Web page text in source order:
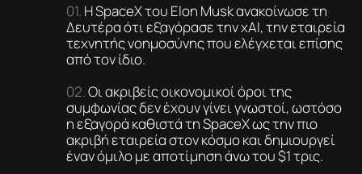
Η SpaceX του Elon Musk ανακοίνωσε τη
Δευτέρα ότι εξαγόρασε την xAI, την εταιρεία
τεχνητής νοημοσύνης που ελέγχεται επίσης
από τον ίδιο.
Οι ακριβείς οικονομικοί όροι της
συμφωνίας δεν έχουν γίνει γνωστοί, ωστόσο
η εξαγορά καθιστά τη SpaceX ως την πιο
ακριβή εταιρεία στον κόσμο και δημιουργεί
έναν όμιλο με αποτίμηση άνω του $1 τρις.